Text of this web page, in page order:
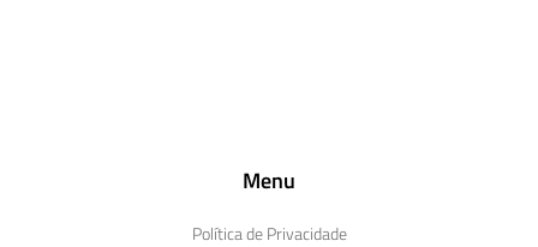
Menu
Política de Privacidade